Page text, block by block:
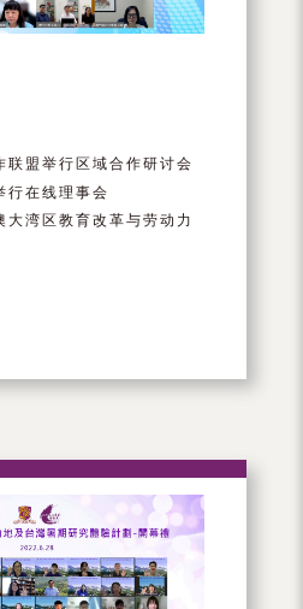
联盟举行区域合作研讨会
行在线理事会
大湾区教育改革与劳动力